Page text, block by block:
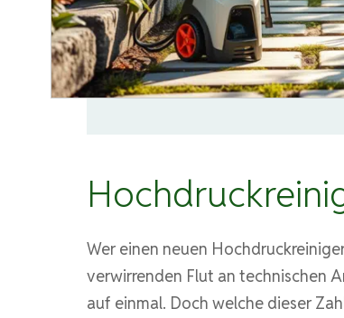
Wer einen neuen
verwirrenden Flut an technischen
auf einmal. Doch welche dieser